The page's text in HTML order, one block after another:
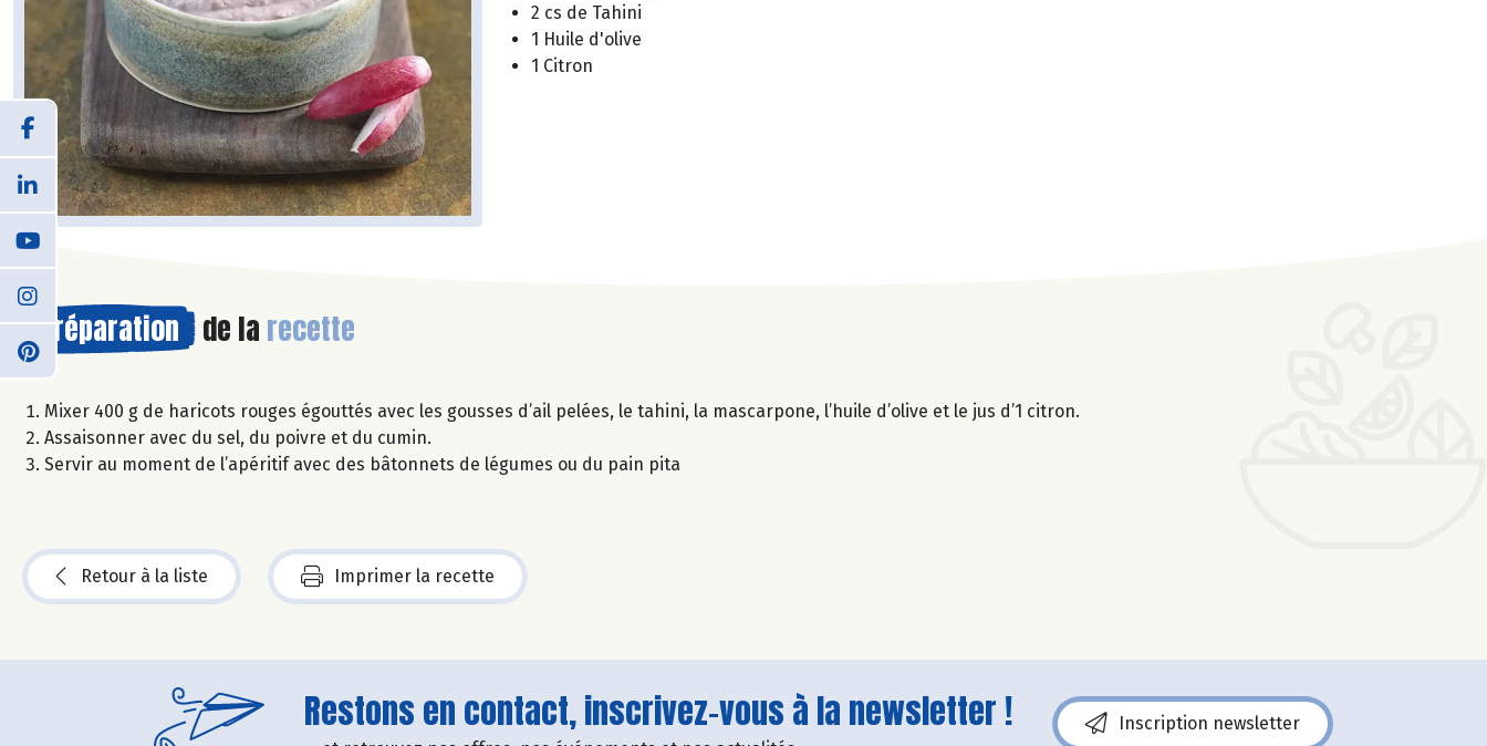
2 cs de Tahini
1 Huile d'olive
1 Citron
Préparation de la recette
Mixer 400 g de haricots rouges égouttés avec les gousses d’ail pelées, le tahini, la mascarpone, l’huile d’olive et le jus d’1 citron.
Assaisonner avec du sel, du poivre et du cumin.
Servir au moment de l’apéritif avec des bâtonnets de légumes ou du pain pita
Retour à la liste Imprimer la recette
Restons en contact, inscrivez-vous à la newsletter ! Inscription newsletter